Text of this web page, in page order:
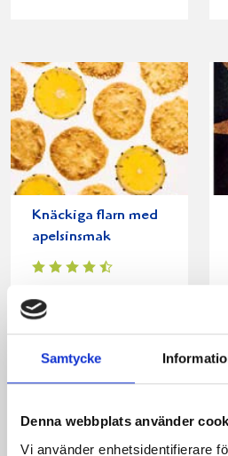
Samtycke
Denna webbplats använder
Vi använder enhetsidentifierare
Knäckiga flarn med
apelsinsmak